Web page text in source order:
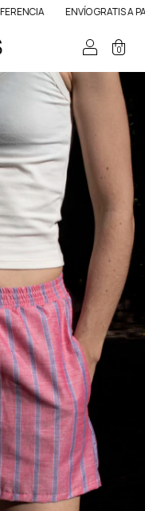
ENVÍO GRATIS A PARTIR DE
0